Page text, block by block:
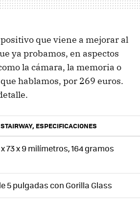
que viene a mejorar al
ya probamos, en aspectos
la cámara, la memoria o
hablamos, por 269 euros.
ESPECIFICACIONES
x 73 x 9 milímetros, 164 gramos
5 pulgadas con Gorilla Glass